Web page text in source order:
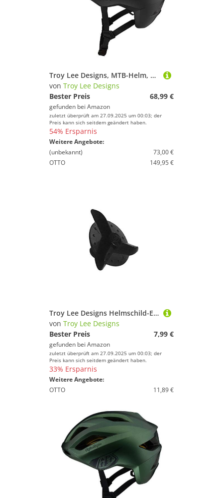
Troy Lee Designs, MTB-Helm, Uni, Erwachsene, Schwarz, Einheitsgröße
von Troy Lee Designs
Bester Preis
68,99 €
gefunden bei Amazon
zuletzt überprüft am 27.09.2025 um 00:03; der
Preis kann sich seitdem geändert haben.
54% Ersparnis
Weitere Angebote:
(unbekannt)
73,00 €
OTTO
149,95 €
Troy Lee Designs Helmschild-Ersatzschraube SE3/AIR/D3/D2 Schwarz
von Troy Lee Designs
Bester Preis
7,99 €
gefunden bei Amazon
zuletzt überprüft am 27.09.2025 um 00:03; der
Preis kann sich seitdem geändert haben.
33% Ersparnis
Weitere Angebote:
OTTO
11,89 €